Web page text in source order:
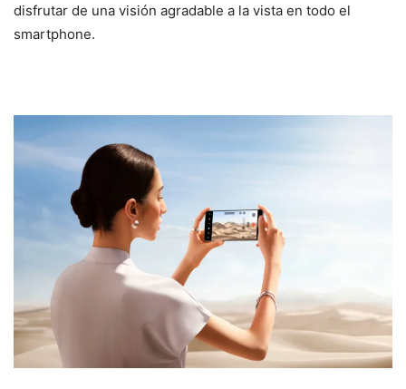
disfrutar de una visión agradable a la vista en todo el
smartphone.